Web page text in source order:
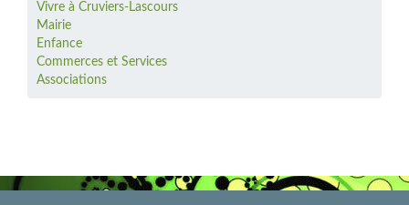
Vivre à Cruviers-Lascours
Mairie
Enfance
Commerces et Services
Associations